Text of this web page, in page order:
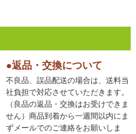
●返品・交換について
不良品、誤品配送の場合は、送料当
社負担で対応させていただきます。
（良品の返品・交換はお受けできま
せん）商品到着から一週間以内にま
ずメールでのご連絡をお願いしま